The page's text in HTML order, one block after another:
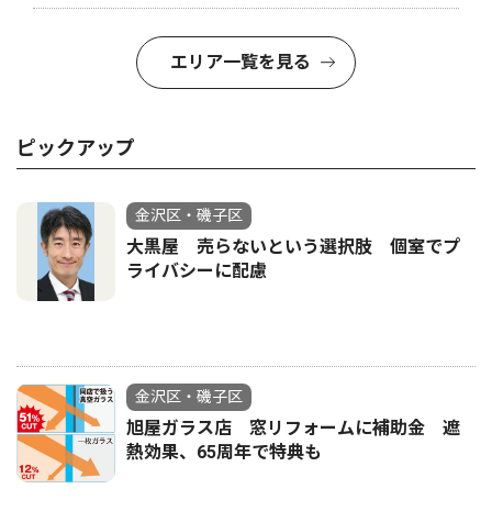
エリア一覧を見る
ピックアップ
金沢区・磯子区
大黒屋 売らないという選択肢 個室でプ
ライバシーに配慮
金沢区・磯子区
旭屋ガラス店 窓リフォームに補助金 遮
熱効果、65周年で特典も